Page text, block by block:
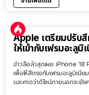
Apple เตรียมปรับ
ให้เข้ากับเฟรมอะลูมิ
ข่าวลือล่าสุดเผย iPhone 18
เพื่อให้สีตรงกับเฟรมอะลูมิเนีย
และคาดว่าดีไซน์ภายนอกจะยั